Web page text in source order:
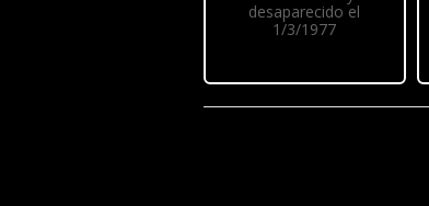
desaparecido el
1/3/1977